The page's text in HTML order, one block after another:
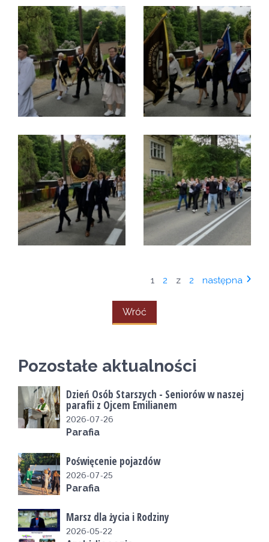
1 2 z 2 następna
Wróć
Pozostałe aktualności
Dzień Osób Starszych - Seniorów w naszej
parafii z Ojcem Emilianem
2026-07-26
Parafia
Poświęcenie pojazdów
2026-07-25
Parafia
Marsz dla życia i Rodziny
2026-05-22